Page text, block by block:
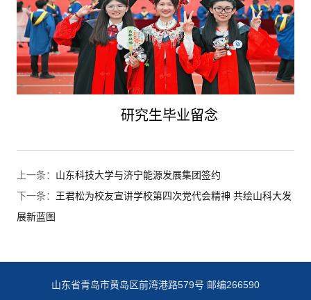
研究生毕业留念
上一条： 山东科技大学与济宁能源发展集团签约
下一条： 王君松为校友宣讲学校第四次党代会精神 共绘山科大发
展新蓝图
山东省青岛市黄岛区前湾港路579号 邮编266590